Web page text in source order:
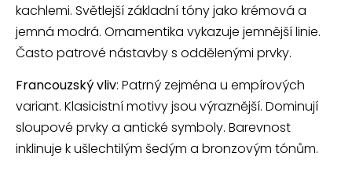
kachlemi. Světlejší základní tóny jako krémová a
jemná modrá. Ornamentika vykazuje jemnější linie.
Často patrové nástavby s oddělenými prvky.
Francouzský vliv: Patrný zejména u empírových
variant. Klasicistní motivy jsou výraznější. Dominují
sloupové prvky a antické symboly. Barevnost
inklinuje k ušlechtilým šedým a bronzovým tónům.